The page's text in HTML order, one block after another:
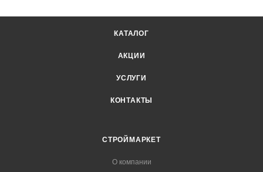
КАТАЛОГ
АКЦИИ
УСЛУГИ
КОНТАКТЫ
СТРОЙМАРКЕТ
О компании